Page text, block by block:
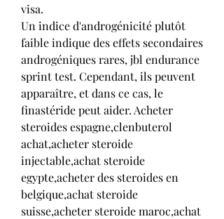
visa.
Un indice d'androgénicité plutôt
faible indique des effets secondaires
androgéniques rares, jbl endurance
sprint test. Cependant, ils peuvent
apparaître, et dans ce cas, le
finastéride peut aider. Acheter
steroides espagne,clenbuterol
achat,acheter steroide
injectable,achat steroide
egypte,acheter des steroides en
belgique,achat steroide
suisse,acheter steroide maroc,achat